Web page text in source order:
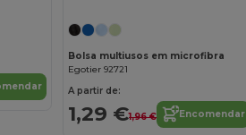
Bolsa multiusos em microfibra
Egotier 92721
A partir de:
1,29 €1,96 € Encomendar